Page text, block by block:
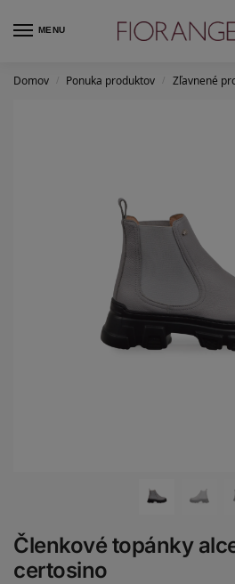
MENU
Domov Ponuka produktov Zľavnené
Členkové topánky
certosino